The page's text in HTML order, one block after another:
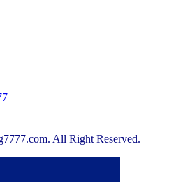
All Right Reserved.